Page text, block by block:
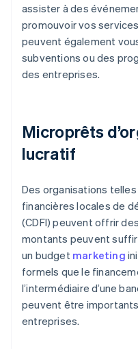
assister à des
promouvoir vos
peuvent également
subventions ou des
des entreprises.
Microprêts
lucratif
Des organisations
financières locales de
(CDFI) peuvent offrir
montants peuvent
un budget marketing
formels que le
l’intermédiaire d’une
peuvent être
entreprises.